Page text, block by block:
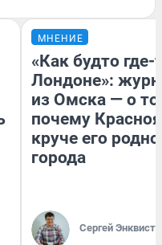
МНЕНИЕ
«Как будто где-
Лондоне»:
из Омска — о
почему
круче его
города
Сергей Энквист